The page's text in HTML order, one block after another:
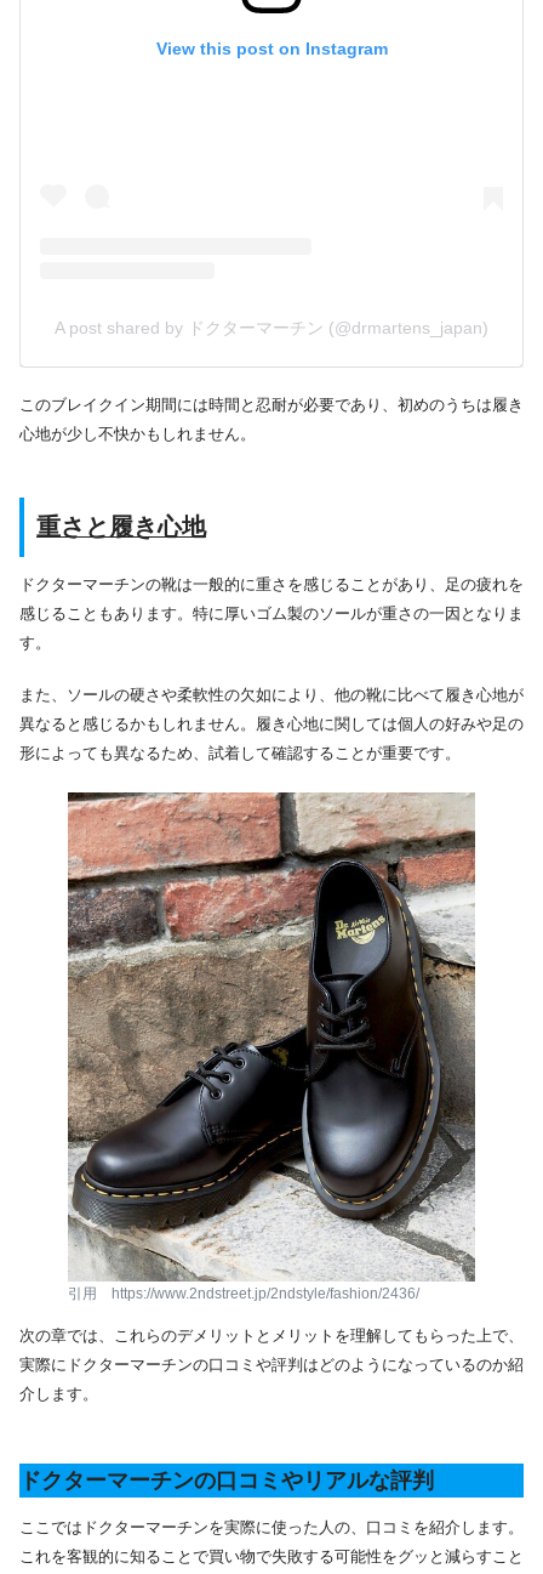
View this post on Instagram
A post shared by ドクターマーチン (@drmartens_japan)
このブレイクイン期間には時間と忍耐が必要であり、初めのうちは履き
心地が少し不快かもしれません。
重さと履き心地
ドクターマーチンの靴は一般的に重さを感じることがあり、足の疲れを
感じることもあります。特に厚いゴム製のソールが重さの一因となりま
す。
また、ソールの硬さや柔軟性の欠如により、他の靴に比べて履き心地が
異なると感じるかもしれません。履き心地に関しては個人の好みや足の
形によっても異なるため、試着して確認することが重要です。
引用 https://www.2ndstreet.jp/2ndstyle/fashion/2436/
次の章では、これらのデメリットとメリットを理解してもらった上で、
実際にドクターマーチンの口コミや評判はどのようになっているのか紹
介します。
ドクターマーチンの口コミやリアルな評判
ここではドクターマーチンを実際に使った人の、口コミを紹介します。
これを客観的に知ることで買い物で失敗する可能性をグッと減らすこと